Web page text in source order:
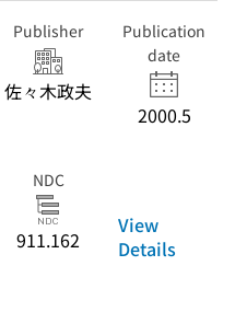
Publisher
佐々木政夫
Publication
date
2000.5
NDC
911.162
View
Details